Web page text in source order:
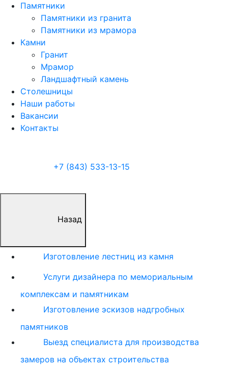
Памятники
Памятники из гранита
Памятники из мрамора
Камни
Гранит
Мрамор
Ландшафтный камень
Столешницы
Наши работы
Вакансии
Контакты
+7 (843) 533-13-15
Назад
Изготовление лестниц из камня
Услуги дизайнера по мемориальным
комплексам и памятникам
Изготовление эскизов надгробных
памятников
Выезд специалиста для производства
замеров на объектах строительства